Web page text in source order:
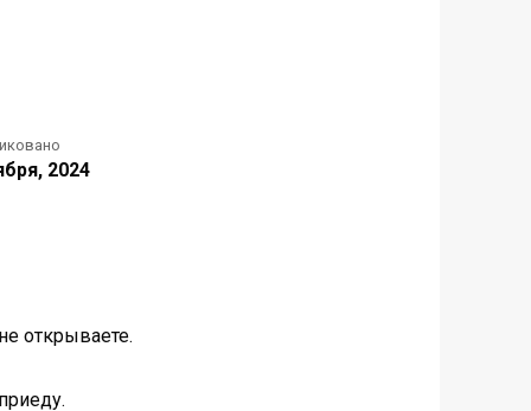
2024
открываете.